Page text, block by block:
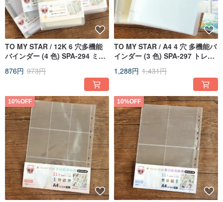
TO MY STAR / 12K 6 穴多機能
バインダー (4 色) SPA-294 ミニ
876円 973円
TO MY STAR / A4 4 穴 多機能バ
インダー (3 色) SPA-297 トレカ
1,288円 1,431円
10%OFF 10%OFF